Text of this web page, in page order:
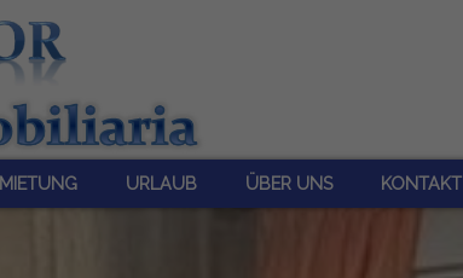
URLAUB ÜBER UNS KONTAKT